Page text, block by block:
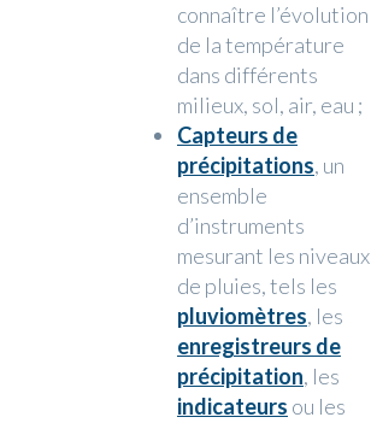
connaître l’évolution
de la température
dans différents
milieux, sol, air, eau ;
Capteurs de
précipitations, un
ensemble
d’instruments
mesurant les niveaux
de pluies, tels les
pluviomètres, les
enregistreurs de
précipitation, les
indicateurs ou les